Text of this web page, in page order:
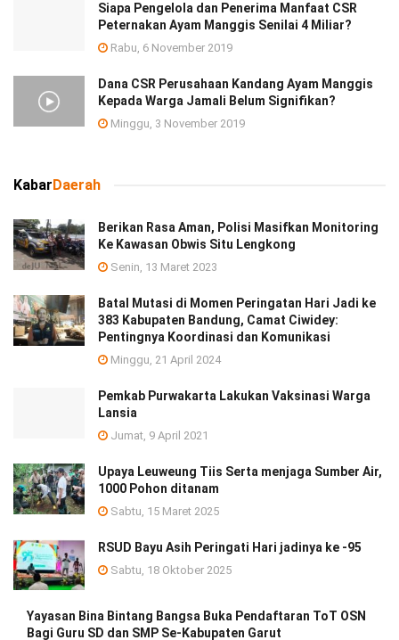
Siapa Pengelola dan Penerima Manfaat CSR
Peternakan Ayam Manggis Senilai 4 Miliar?
Rabu, 6 November 2019
Dana CSR Perusahaan Kandang Ayam Manggis
Kepada Warga Jamali Belum Signifikan?
Minggu, 3 November 2019
Kabar Daerah
Berikan Rasa Aman, Polisi Masifkan Monitoring
Ke Kawasan Obwis Situ Lengkong
Senin, 13 Maret 2023
Batal Mutasi di Momen Peringatan Hari Jadi ke
383 Kabupaten Bandung, Camat Ciwidey:
Pentingnya Koordinasi dan Komunikasi
Minggu, 21 April 2024
Pemkab Purwakarta Lakukan Vaksinasi Warga
Lansia
Jumat, 9 April 2021
Upaya Leuweung Tiis Serta menjaga Sumber Air,
1000 Pohon ditanam
Sabtu, 15 Maret 2025
RSUD Bayu Asih Peringati Hari jadinya ke -95
Sabtu, 18 Oktober 2025
Yayasan Bina Bintang Bangsa Buka Pendaftaran ToT OSN
Bagi Guru SD dan SMP Se-Kabupaten Garut